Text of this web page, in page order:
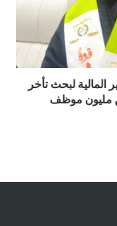
المالية لبحث تأخر
مليون موظف